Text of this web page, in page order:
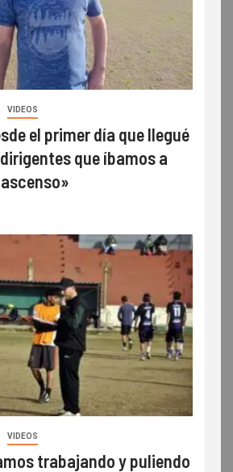
VIDEOS
el primer día que llegué
que íbamos a
VIDEOS
trabajando y puliendo